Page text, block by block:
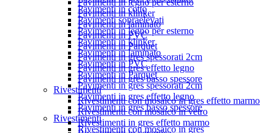
Pavimenti in cotto
Pavimenti sopraelevati
Pavimenti in legno per esterno
Pavimenti in klinker
Pavimenti in laminato
Pavimenti in PVC
Pavimenti in Parquet
Pavimenti in gres spessorati 2cm
Pavimenti in gres effetto legno
Pavimenti in gres basso spessore
Rivestimenti
Rivestimenti con mosaico in gres
Pavimenti in legno per esterno
Pavimenti in klinker
Pavimenti in laminato
Pavimenti in PVC
Pavimenti in Parquet
Pavimenti in gres spessorati 2cm
Pavimenti in gres effetto legno
Pavimenti in gres basso spessore
Rivestimenti
Rivestimenti con mosaico in gres effetto marmo
Rivestimenti con mosaico in vetro
Rivestimenti in gres effetto marmo